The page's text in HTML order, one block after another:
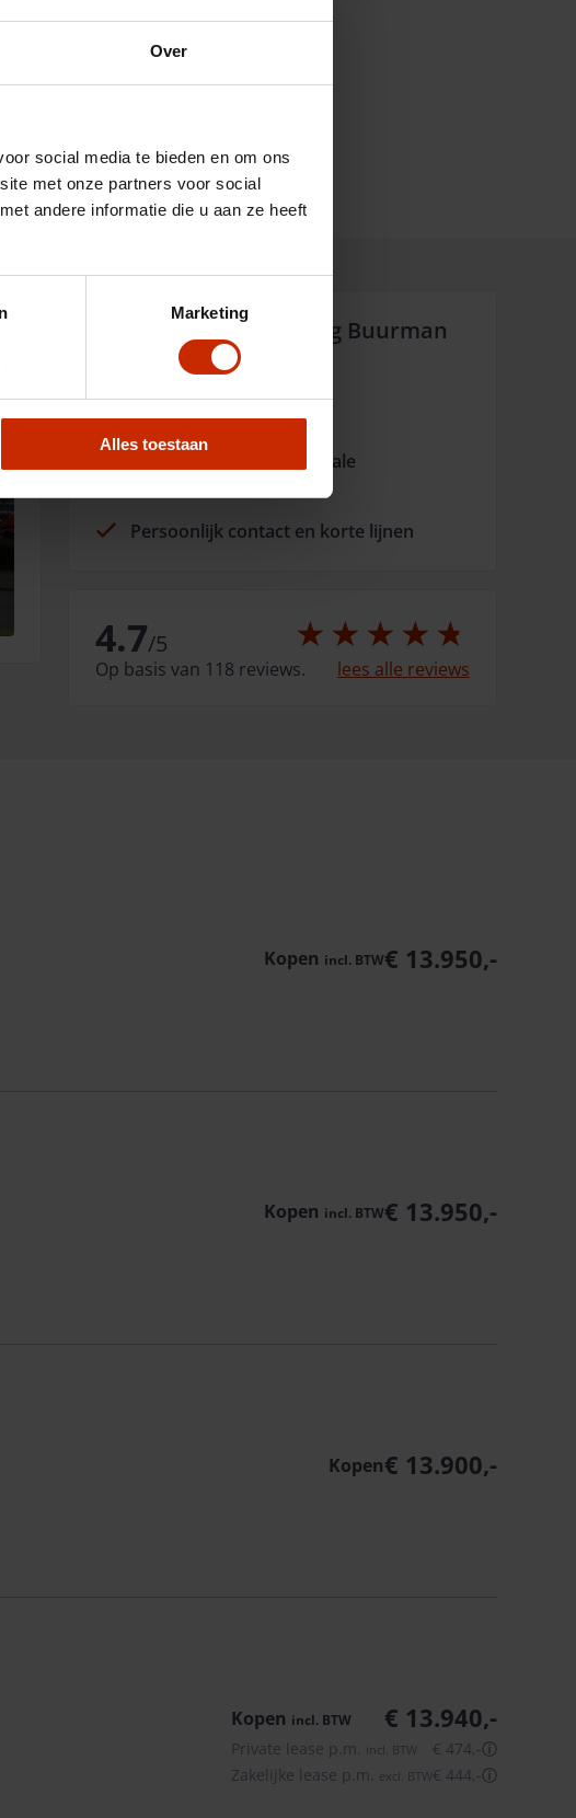
Over
social media te bieden en om ons
met onze partners voor social
andere informatie die u aan ze heeft
Marketing
Alles toestaan
Waarom Auto Versteeg Buurman
Altijd dichtbij
Opgericht in 1966
Fysiek aanwezig met lokale
Persoonlijk contact en korte lijnen
4.7/5
Op basis van 118 reviews. lees alle reviews
Kopen incl. BTW€ 13.950,-
Kopen incl. BTW€ 13.950,-
Kopen€ 13.900,-
Kopen incl. BTW € 13.940,-
Private lease p.m. incl. BTW € 474,-ⓘ
Zakelijke lease p.m. excl. BTW€ 444,-ⓘ